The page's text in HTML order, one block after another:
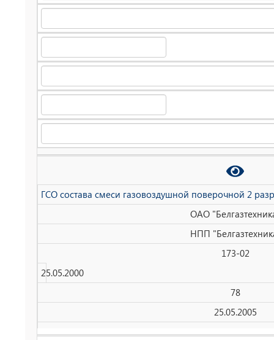
ГСО состава смеси газовоздушной поверочной 2
ОАО
НПП
173-02
25.05.2000
78
25.05.2005